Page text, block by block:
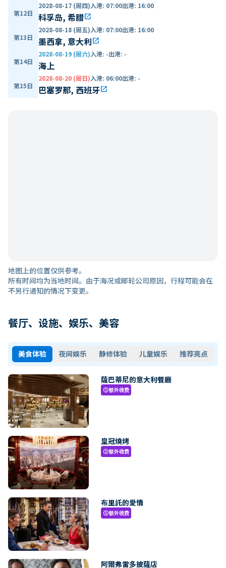
第12日
2028-08-17 (周四)入港: 07:00出港: 16:00
科孚岛, 希腊open_in_new
第13日
2028-08-18 (周五)入港: 07:00出港: 16:00
墨西拿, 意大利open_in_new
第14日
2028-08-19 (周六)入港: -出港: -
海上
第15日
2028-08-20 (周日)入港: 06:00出港: -
巴塞罗那, 西班牙open_in_new
地图上的位置仅供参考。
所有时间均为当地时间。由于海况或邮轮公司原因，行程可能会在
不另行通知的情况下变更。
餐厅、设施、娱乐、美容
美食体验 夜间娱乐 静修体验 儿童娱乐 推荐亮点
薩巴蒂尼的意大利餐廳
paid额外收费
皇冠燒烤
paid额外收费
布里託的愛情
paid额外收费
阿爾弗雷多披薩店